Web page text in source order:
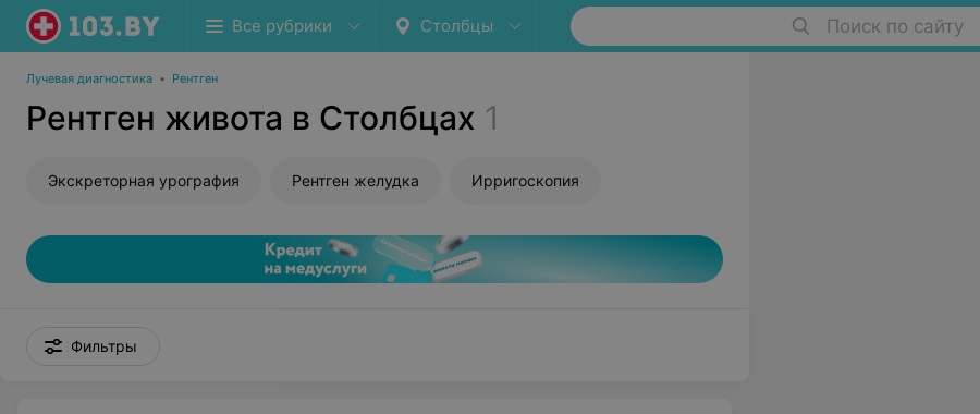
Все рубрики Столбцы Поиск по сайту
Лучевая диагностика • Рентген
Рентген живота в Столбцах 1
Экскреторная урография Рентген желудка Ирригоскопия
Фильтры